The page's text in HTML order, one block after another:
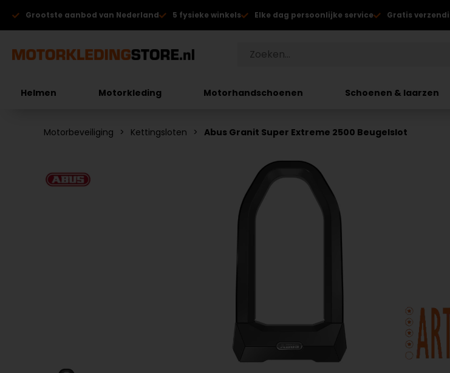
Grootste aanbod van Nederland 5 fysieke winkels Elke dag persoonlijke service Gratis
Helmen Motorkleding Motorhandschoenen Schoenen & laarzen
Motorbeveiliging Kettingsloten Abus Granit Super Extreme 2500 Beugelslot